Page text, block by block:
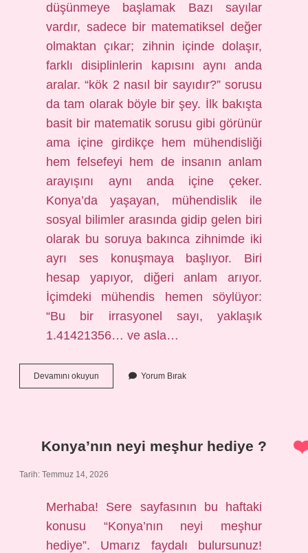
düşünmeye başlamak Bazı sayılar
vardır, sadece bir matematiksel değer
olmaktan çıkar; zihnin içinde dolaşır,
farklı disiplinlerin kapısını aynı anda
aralar. “kök 2 nasıl bir sayıdır?” sorusu
da tam olarak böyle bir şey. İlk bakışta
basit bir matematik sorusu gibi görünür
ama içine girdikçe hem mühendisliği
hem felsefeyi hem de insanın anlam
arayışını aynı anda içine çeker.
Konya’da yaşayan, mühendislik ile
sosyal bilimler arasında gidip gelen biri
olarak bu soruya bakınca zihnimde iki
ayrı ses konuşmaya başlıyor. Biri
hesap yapıyor, diğeri anlam arıyor.
İçimdeki mühendis hemen söylüyor:
“Bu bir irrasyonel sayı, yaklaşık
1.41421356… ve asla…
Devamını okuyun
2
Yorum Bırak
Konya’nın neyi meşhur hediye ?
Tarih: Temmuz 14, 2026
Merhaba! Sere sayfasının bu haftaki
konusu “Konya’nın neyi meşhur
hediye”. Umarız faydalı bulursunuz!